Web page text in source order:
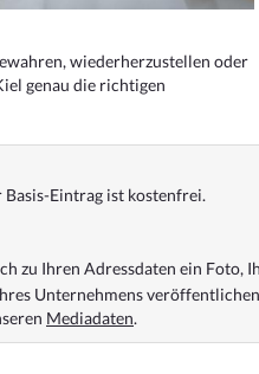
wiederherzustellen oder
genau die richtigen
Basis-Eintrag ist kostenfrei.
zu Ihren Adressdaten ein
Unternehmens
Mediadaten.